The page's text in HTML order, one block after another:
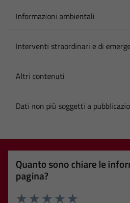
Informazioni ambientali
Interventi straordinari e di
Altri contenuti
Dati non più soggetti a
Quanto sono chiare le
pagina?